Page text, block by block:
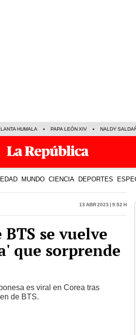
HUMALA PAPA LEÓN XIV NALDY
MUNDO CIENCIA DEPORTES
13 Abr 2023 | 9:52 h
se vuelve
que sorprende
es viral en Corea tras
de BTS.